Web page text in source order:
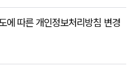
에 따른 개인정보처리방침 변경